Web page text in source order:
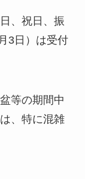
、祝日、振
3日）は受付
等の期間中
、特に混雑